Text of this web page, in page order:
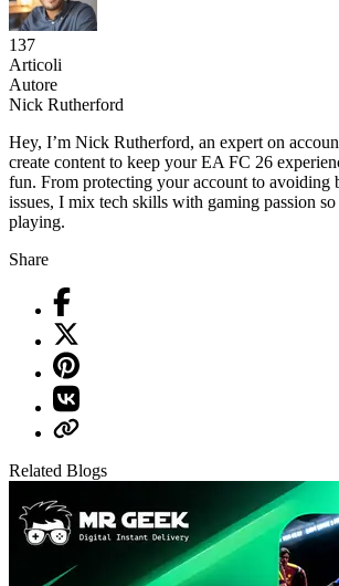
137
Articoli
Autore
Nick Rutherford
Hey, I’m Nick Rutherford, an expert on
create content to keep your EA FC 26
fun. From protecting your account to avoiding
issues, I mix tech skills with gaming passion
playing.
Share
Related Blogs